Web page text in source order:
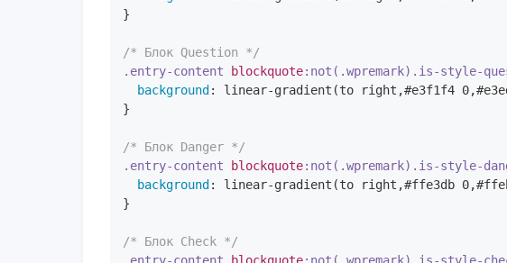
}
/* Блок Question */
.entry-content
blockquote:not(.wpremark).is-style-
background : linear-gradient (to right,#e3f1f4
}
/* Блок Danger */
.entry-content
blockquote:not(.wpremark).is-style-
background : linear-gradient (to right,#ffe3db
}
/* Блок Check */